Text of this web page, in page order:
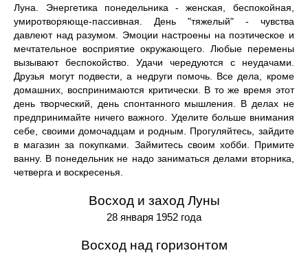
Луна. Энергетика понедельника - женская, беспокойная,
умиротворяюще-пассивная. День "тяжелый" - чувства
давлеют над разумом. Эмоции настроены на поэтическое и
мечтательное восприятие окружающего. Любые перемены
вызывают беспокойство. Удачи чередуются с неудачами.
Друзья могут подвести, а недруги помочь. Все дела, кроме
домашних, воспринимаются критически. В то же время этот
день творческий, день спонтанного мышления. В делах не
предпринимайте ничего важного. Уделите больше внимания
себе, своими домочадцам и родным. Прогуляйтесь, зайдите
в магазин за покупками. Займитесь своим хобби. Примите
ванну. В понедельник не надо заниматься делами вторника,
четверга и воскресенья.
Восход и заход Луны
28 января 1952 года
Восход над горизонтом